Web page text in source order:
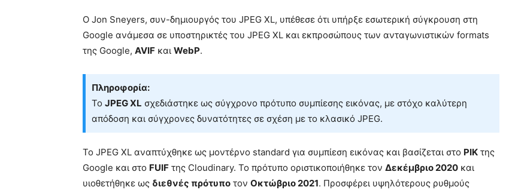
Ο Jon Sneyers, συν-δημιουργός του JPEG XL, υπέθεσε ότι υπήρξε εσωτερική σύγκρουση στη
Google ανάμεσα σε υποστηρικτές του JPEG XL και εκπροσώπους των ανταγωνιστικών formats
της Google, AVIF και WebP.
Πληροφορία:
Το JPEG XL σχεδιάστηκε ως σύγχρονο πρότυπο συμπίεσης εικόνας, με στόχο καλύτερη
απόδοση και σύγχρονες δυνατότητες σε σχέση με το κλασικό JPEG.
Το JPEG XL αναπτύχθηκε ως μοντέρνο standard για συμπίεση εικόνας και βασίζεται στο PIK της
Google και στο FUIF της Cloudinary. Το πρότυπο οριστικοποιήθηκε τον Δεκέμβριο 2020 και
υιοθετήθηκε ως διεθνές πρότυπο τον Οκτώβριο 2021. Προσφέρει υψηλότερους ρυθμούς